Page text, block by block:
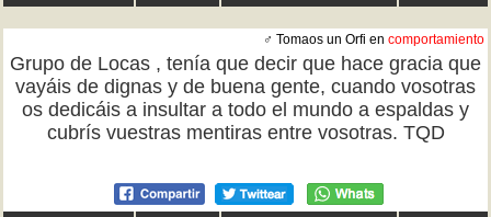
♂ Tomaos un Orfi en comportamiento
Grupo de Locas , tenía que decir que hace gracia que
vayáis de dignas y de buena gente, cuando vosotras
os dedicáis a insultar a todo el mundo a espaldas y
cubrís vuestras mentiras entre vosotras. TQD